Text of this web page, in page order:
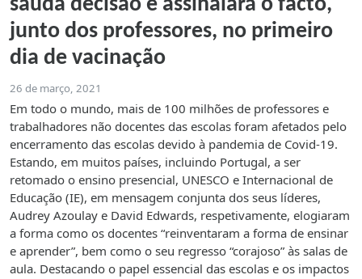
saúda decisão e assinalará o facto,
junto dos professores, no primeiro
dia de vacinação
26 de março, 2021
Em todo o mundo, mais de 100 milhões de professores e
trabalhadores não docentes das escolas foram afetados pelo
encerramento das escolas devido à pandemia de Covid-19.
Estando, em muitos países, incluindo Portugal, a ser
retomado o ensino presencial, UNESCO e Internacional de
Educação (IE), em mensagem conjunta dos seus líderes,
Audrey Azoulay e David Edwards, respetivamente, elogiaram
a forma como os docentes “reinventaram a forma de ensinar
e aprender”, bem como o seu regresso “corajoso” às salas de
aula. Destacando o papel essencial das escolas e os impactos